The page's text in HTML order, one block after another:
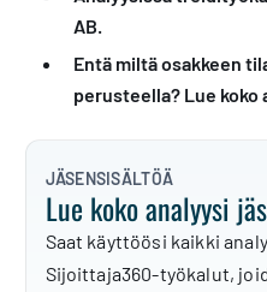
AB.
Entä miltä osakkeen
perusteella? Lue koko
JÄSENSISÄLTÖÄ
Lue koko analyysi
Saat käyttöösi kaikki
Sijoittaja360-työkalut,